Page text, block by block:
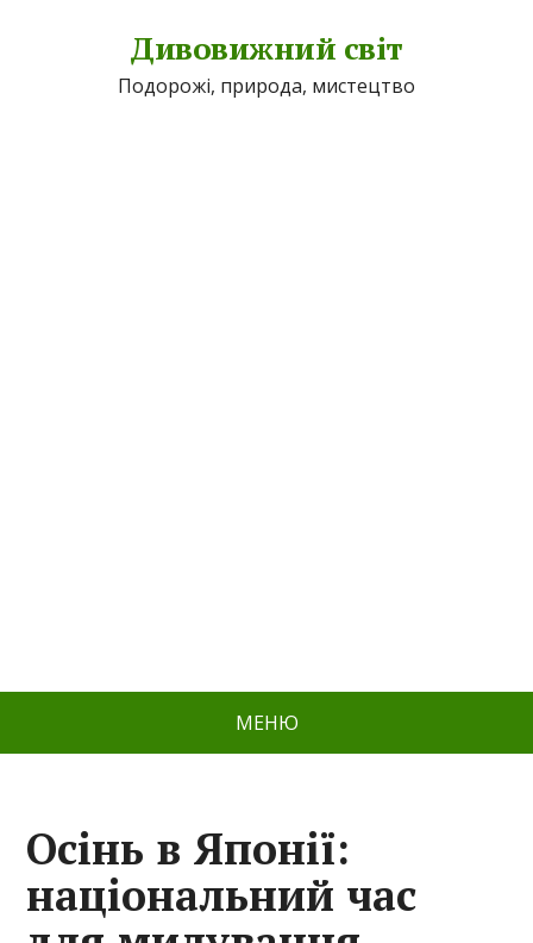
Дивовижний світ
Подорожі, природа, мистецтво
МЕНЮ
Осінь в Японії:
національний час